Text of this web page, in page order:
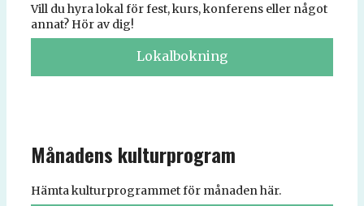
Vill du hyra lokal för fest, kurs, konferens eller något
annat? Hör av dig!
Lokalbokning
Månadens kulturprogram
Hämta kulturprogrammet för månaden här.